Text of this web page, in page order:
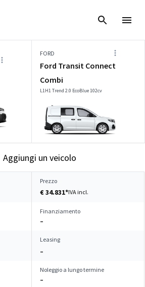
FORD
Ford Transit Connect
Combi
L1H1 Trend 2.0 EcoBlue 102cv
Aggiungi un veicolo
Prezzo
€ 34.831*IVA incl.
Finanziamento
–
Leasing
–
Noleggio a lungo termine
–